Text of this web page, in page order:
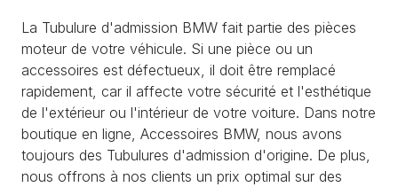
La Tubulure d'admission BMW fait partie des pièces
moteur de votre véhicule. Si une pièce ou un
accessoires est défectueux, il doit être remplacé
rapidement, car il affecte votre sécurité et l'esthétique
de l'extérieur ou l'intérieur de votre voiture. Dans notre
boutique en ligne, Accessoires BMW, nous avons
toujours des Tubulures d'admission d'origine. De plus,
nous offrons à nos clients un prix optimal sur des